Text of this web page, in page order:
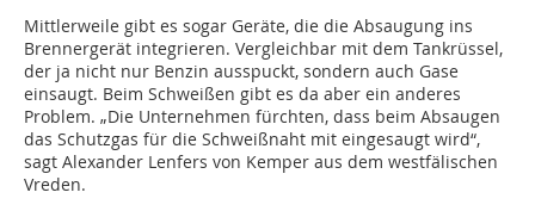
Mittlerweile gibt es sogar Geräte, die die Absaugung ins
Brennergerät integrieren. Vergleichbar mit dem Tankrüssel,
der ja nicht nur Benzin ausspuckt, sondern auch Gase
einsaugt. Beim Schweißen gibt es da aber ein anderes
Problem. „Die Unternehmen fürchten, dass beim Absaugen
das Schutzgas für die Schweißnaht mit eingesaugt wird“,
sagt Alexander Lenfers von Kemper aus dem westfälischen
Vreden.